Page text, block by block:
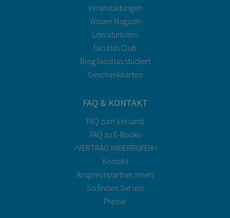
Veranstaltungen
Wissen Magazin
Literaturlisten
facultas Club
Blog facultas.studiert
Geschenkkarten
FAQ & KONTAKT
FAQ zum Versand
FAQ zu E-Books
>VERTRAG WIDERRUFEN<
Kontakt
Ansprechpartner:innen
So finden Sie uns
Presse